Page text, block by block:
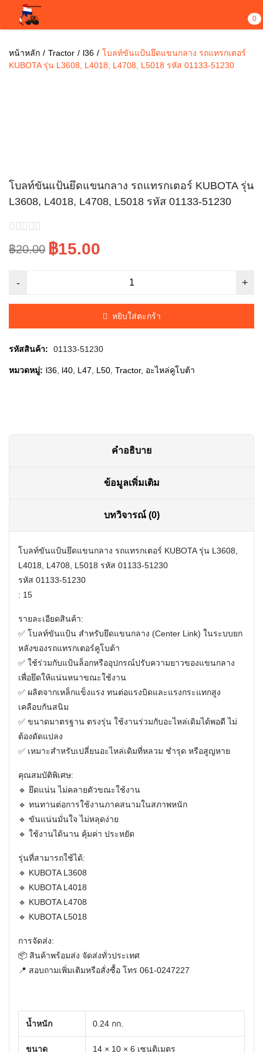
0
หน้าหลัก Tractor l36
โบลท์ขันแป้นยึดแขนกลาง รถแทรกเตอร์
KUBOTA รุ่น L3608, L4018, L4708, L5018 รหัส 01133-51230
โบลท์ขันแป้นยึดแขนกลาง รถแทรกเตอร์ KUBOTA รุ่น
L3608, L4018, L4708, L5018 รหัส 01133-51230
฿20.00
Original
price
was:
฿20.00.
฿15.00
Current
price
is:
฿15.00.
หยิบใส่ตะกร้า
รหัสสินค้า: 01133-51230
หมวดหมู่: l36 l40 L47 L50 Tractor, อะไหล่คูโบต้า
คำอธิบาย
ข้อมูลเพิ่มเติม
บทวิจารณ์ (0)
โบลท์ขันแป้นยึดแขนกลาง รถแทรกเตอร์ KUBOTA รุ่น L3608,
L4018, L4708, L5018 รหัส 01133-51230
รหัส 01133-51230
: 15
รายละเอียดสินค้า:
✅ โบลท์ขันแป้น สำหรับยึดแขนกลาง (Center Link) ในระบบยก
หลังของรถแทรกเตอร์คูโบต้า
✅ ใช้ร่วมกับแป้นล็อกหรืออุปกรณ์ปรับความยาวของแขนกลาง
เพื่อยึดให้แน่นหนาขณะใช้งาน
✅ ผลิตจากเหล็กแข็งแรง ทนต่อแรงบิดและแรงกระแทกสูง
เคลือบกันสนิม
✅ ขนาดมาตรฐาน ตรงรุ่น ใช้งานร่วมกับอะไหล่เดิมได้พอดี ไม่
ต้องดัดแปลง
✅ เหมาะสำหรับเปลี่ยนอะไหล่เดิมที่หลวม ชำรุด หรือสูญหาย
คุณสมบัติพิเศษ:
🔹 ยึดแน่น ไม่คลายตัวขณะใช้งาน
🔹 ทนทานต่อการใช้งานภาคสนามในสภาพหนัก
🔹 ขันแน่นมั่นใจ ไม่หลุดง่าย
🔹 ใช้งานได้นาน คุ้มค่า ประหยัด
รุ่นที่สามารถใช้ได้:
🔹 KUBOTA L3608
🔹 KUBOTA L4018
🔹 KUBOTA L4708
🔹 KUBOTA L5018
การจัดส่ง:
📦 สินค้าพร้อมส่ง จัดส่งทั่วประเทศ
📍 สอบถามเพิ่มเติมหรือสั่งซื้อ โทร 061-0247227
น้ำหนัก 0.24 กก.
ขนาด 14 × 10 × 6 เซนติเมตร